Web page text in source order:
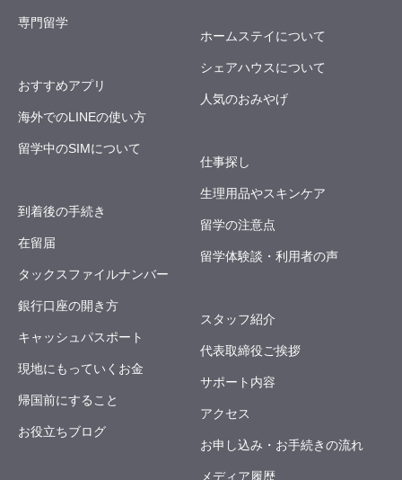
専門留学
おすすめアプリ
海外でのLINEの使い方
留学中のSIMについて
到着後の手続き
在留届
タックスファイルナンバー
銀行口座の開き方
キャッシュパスポート
現地にもっていくお金
帰国前にすること
お役立ちブログ
ホームステイについて
シェアハウスについて
人気のおみやげ
仕事探し
生理用品やスキンケア
留学の注意点
留学体験談・利用者の声
スタッフ紹介
代表取締役ご挨拶
サポート内容
アクセス
お申し込み・お手続きの流れ
メディア履歴